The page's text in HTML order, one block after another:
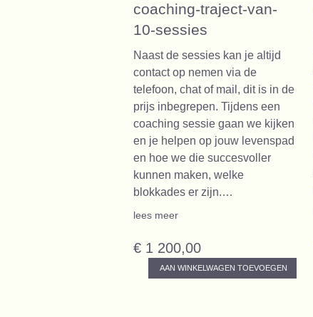
coaching-traject-van-
10-sessies
Naast de sessies kan je altijd
contact op nemen via de
telefoon, chat of mail, dit is in de
prijs inbegrepen. Tijdens een
coaching sessie gaan we kijken
en je helpen op jouw levenspad
en hoe we die succesvoller
kunnen maken, welke
blokkades er zijn.…
lees meer
€ 1 200,00
AAN WINKELWAGEN TOEVOEGEN